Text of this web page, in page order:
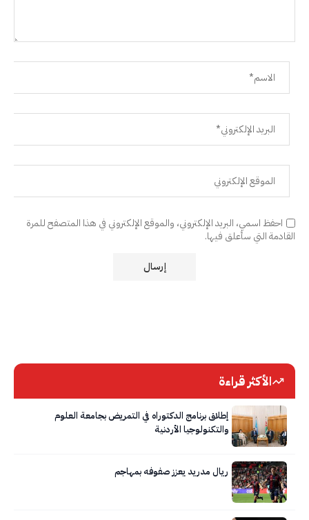
احفظ اسمي، البريد الإلكتروني، والموقع الإلكتروني في هذا المتصفح للمرة
القادمة التي سأعلق فيها.
الأكثر قراءة
إطلاق برنامج الدكتوراه في التمريض بجامعة العلوم
والتكنولوجيا الأردنية
ريال مدريد يعزز صفوفه بمهاجم